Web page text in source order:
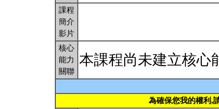
課程
簡介
影片
核心
能力
關聯
本課程尚未建立核心
為確保您我的權利,